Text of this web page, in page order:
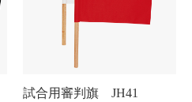
試合用審判旗 JH41